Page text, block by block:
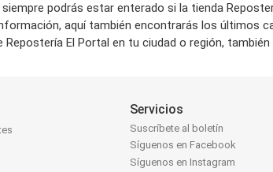
podrás estar enterado si la tienda
aquí también encontrarás los últimos
El Portal en tu ciudad o región,
Servicios
Suscríbete al boletín
Síguenos en Facebook
Síguenos en Instagram